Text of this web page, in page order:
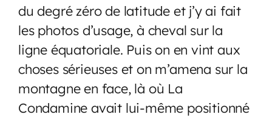
du degré zéro de latitude et j’y ai fait
les photos d’usage, à cheval sur la
ligne équatoriale. Puis on en vint aux
choses sérieuses et on m’amena sur la
montagne en face, là où La
Condamine avait lui-même positionné